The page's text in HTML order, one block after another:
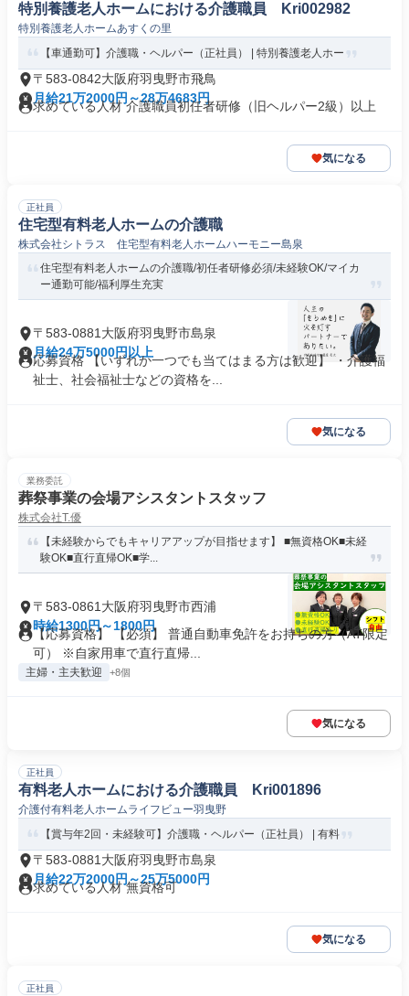
特別養護老人ホームにおける介護職員 Kri002982
特別養護老人ホームあすくの里
【車通勤可】介護職・ヘルパー（正社員） | 特別養護老人ホー
〒583-0842大阪府羽曳野市飛鳥
月給21万2000円～28万4683円
求めている人材 介護職員初任者研修（旧ヘルパー2級）以上
気になる
正社員
住宅型有料老人ホームの介護職
株式会社シトラス 住宅型有料老人ホームハーモニー島泉
住宅型有料老人ホームの介護職/初任者研修必須/未経験OK/マイカ
ー通勤可能/福利厚生充実
〒583-0881大阪府羽曳野市島泉
月給24万5000円以上
応募資格 【いずれか一つでも当てはまる方は歓迎】 ・介護福
祉士、社会福祉士などの資格を...
気になる
業務委託
葬祭事業の会場アシスタントスタッフ
株式会社T.優
【未経験からでもキャリアアップが目指せます】 ■無資格OK■未経
験OK■直行直帰OK■学...
〒583-0861大阪府羽曳野市西浦
時給1300円～1800円
【応募資格】 【必須】 普通自動車免許をお持ちの方（AT限定
可） ※自家用車で直行直帰...
主婦・主夫歓迎 +8個
気になる
正社員
有料老人ホームにおける介護職員 Kri001896
介護付有料老人ホームライフビュー羽曳野
【賞与年2回・未経験可】介護職・ヘルパー（正社員） | 有料
〒583-0881大阪府羽曳野市島泉
月給22万2000円～25万5000円
求めている人材 無資格可
気になる
正社員